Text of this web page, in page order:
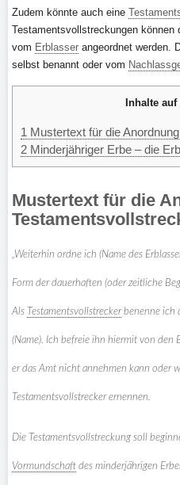
Zudem könnte auch eine
Testamentsvollstreckungen können
vom Erblasser angeordnet werden.
selbst benannt oder vom
Inhalte
1 Mustertext für die
2 Minderjähriger Erbe – die
Mustertext für die
„Weiterhin ordne ich (Name des
Form der dauerhaften (oder zeitliche
Als Testamentsvollstreckerbenenne ich
(Name). Ich befreie ihn hiermit von den
er das Amt nicht annehmen kann oder
Testamentsvollstrecker ernennen.
Die Testamentsvollstreckung soll
Vormundschaft des minderjährigen